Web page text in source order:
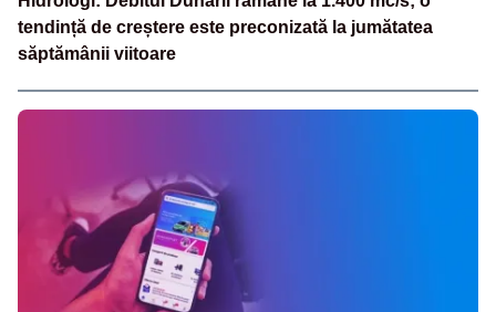
tendință de creștere este preconizată la jumătatea
săptămânii viitoare